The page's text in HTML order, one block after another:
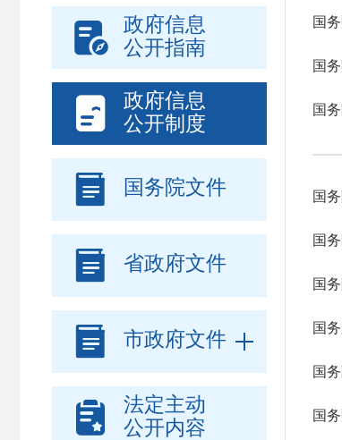

政府信息
公开指南

政府信息
公开制度
 国务院文件
 省政府文件
 市政府文件

法定主动
公开内容
国
国
国
国
国
国
国
国
国